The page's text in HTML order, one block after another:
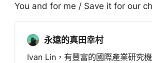
You and for me / Save it for our
永遠的真田幸村
Ivan Lin，有豐富的國際產業研究